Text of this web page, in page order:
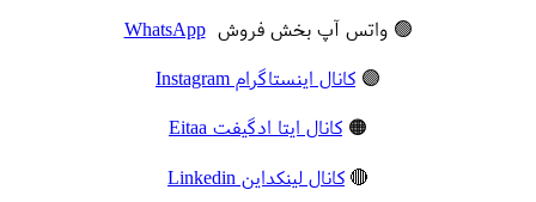
🟢 واتس آپ بخش فروشWhatsApp
🟣 کانال اینستاگرام Instagram
🟠 کانال ایتا ادگیفت Eitaa
🔴 کانال لینکداین Linkedin